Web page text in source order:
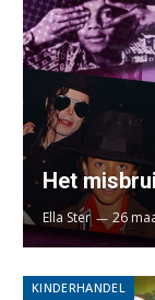
Het
Ella Ster 26
KINDERHANDEL